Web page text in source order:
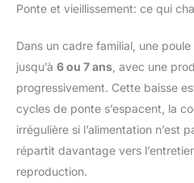
Ponte et vieillissement: ce qui
Dans un cadre familial, une
jusqu’à 6 ou 7 ans , avec une
progressivement. Cette baisse
cycles de ponte s’espacent, la
irrégulière si l’alimentation n’est
répartit davantage vers
reproduction.